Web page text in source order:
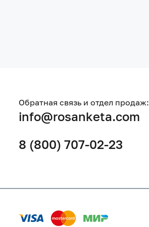
Обратная связь и отдел продаж:
info@rosanketa.com
8 (800) 707-02-23